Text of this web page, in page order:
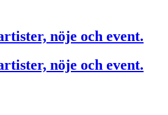
nöje och event.
nöje och event.